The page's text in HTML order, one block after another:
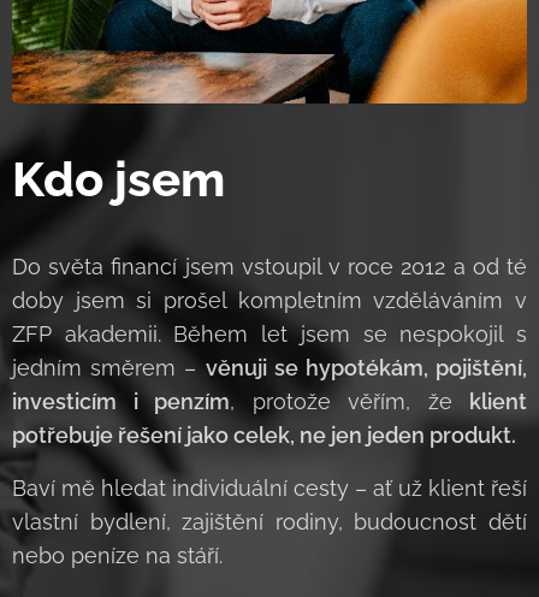
Kdo jsem
Do světa financí jsem vstoupil v roce 2012 a od té
doby jsem si prošel kompletním vzděláváním v
ZFP akademii. Během let jsem se nespokojil s
jedním směrem – věnuji se hypotékám, pojištění,
investicím i penzím, protože věřím, že klient
potřebuje řešení jako celek, ne jen jeden produkt.
Baví mě hledat individuální cesty – ať už klient řeší
vlastní bydlení, zajištění rodiny, budoucnost dětí
nebo peníze na stáří.